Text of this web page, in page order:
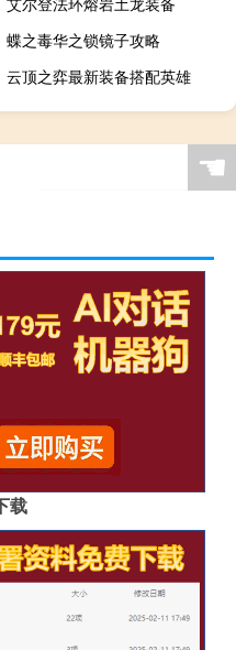
蝶之毒华之锁镜子攻略
云顶之弈最新装备搭配英雄
☚
载